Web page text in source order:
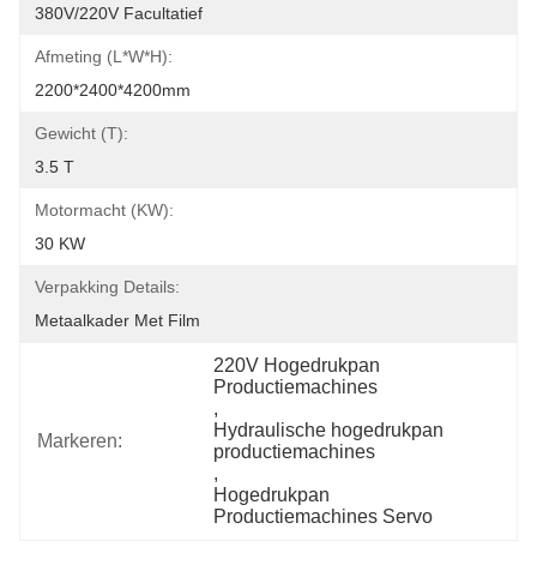
380V/220V Facultatief
Afmeting (l*w*h):
2200*2400*4200mm
Gewicht (t):
3.5 T
Motormacht (kW):
30 KW
Verpakking Details:
Metaalkader Met Film
Markeren:
220V Hogedrukpan
Productiemachines
,
Hydraulische hogedrukpan
productiemachines
,
Hogedrukpan
Productiemachines Servo